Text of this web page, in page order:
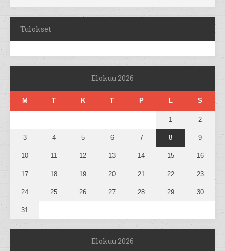
Tulokset
Elokuu 2026
M T K T P L S
1 2
3 4 5 6 7 8 9
10 11 12 13 14 15 16
17 18 19 20 21 22 23
24 25 26 27 28 29 30
31
Elokuu 2026